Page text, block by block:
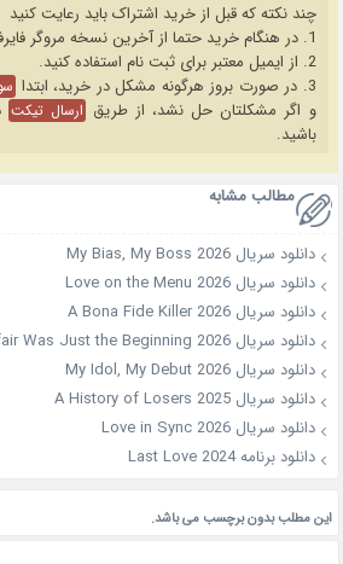
چند نکته که قبل از خرید اشتراک باید رعایت کنید
1. در هنگام خرید حتما از آخرین نسخه مروگر فایرفاکس یا کروم استفاده کنید.
2. از ایمیل معتبر برای ثبت نام استفاده کنید.
3. در صورت بروز هرگونه مشکل در خرید، ابتدا
و اگر مشکلتان حل نشد، از طریق ارسال تیکت
باشید.
مطالب مشابه
دانلود سریال My Bias, My Boss 2026
دانلود سریال Love on the Menu 2026
دانلود سریال A Bona Fide Killer 2026
دانلود سریال The Affair Was Just the Beginning 2026
دانلود سریال My Idol, My Debut 2026
دانلود سریال A History of Losers 2025
دانلود سریال Love in Sync 2026
دانلود برنامه Last Love 2024
این مطلب بدون برچسب می باشد.